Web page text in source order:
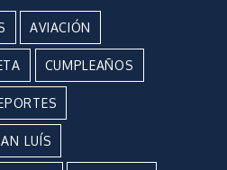
AVIACIÓN
CUMPLEAÑOS
LUÍS